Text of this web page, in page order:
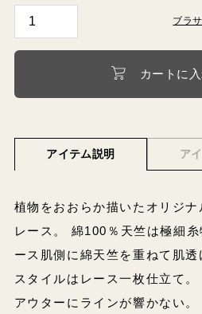
ブラ
カートに
アイテム説明 ア
植物をおおらか描いたオリジ
レース。 綿100％天竺は極細
ース肌側に綿天竺を重ねて肌
スタイルはレース一枚仕立て
アウターにラインが響かない